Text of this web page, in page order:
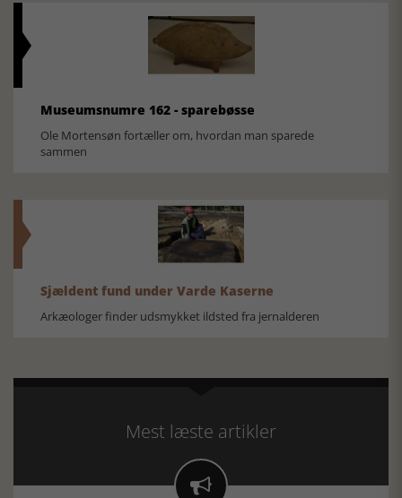
Museumsnumre 162 - sparebøsse
Ole Mortensøn fortæller om, hvordan man sparede
sammen
Sjældent fund under Varde Kaserne
Arkæologer finder udsmykket ildsted fra jernalderen
Mest læste artikler
